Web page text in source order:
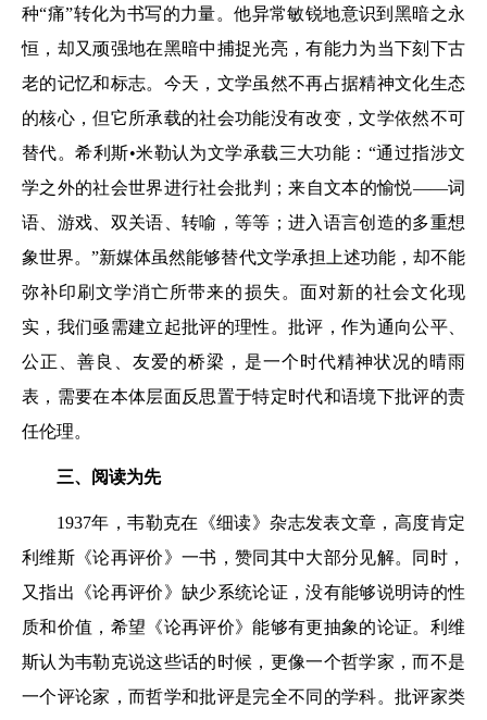
种“痛”转化为书写的力量。他异常敏锐地意识到黑暗之永
恒，却又顽强地在黑暗中捕捉光亮，有能力为当下刻下古
老的记忆和标志。今天，文学虽然不再占据精神文化生态
的核心，但它所承载的社会功能没有改变，文学依然不可
替代。希利斯•米勒认为文学承载三大功能：“通过指涉文
学之外的社会世界进行社会批判；来自文本的愉悦——词
语、游戏、双关语、转喻，等等；进入语言创造的多重想
象世界。”新媒体虽然能够替代文学承担上述功能，却不能
弥补印刷文学消亡所带来的损失。面对新的社会文化现
实，我们亟需建立起批评的理性。批评，作为通向公平、
公正、善良、友爱的桥梁，是一个时代精神状况的晴雨
表，需要在本体层面反思置于特定时代和语境下批评的责
任伦理。
三、阅读为先
1937年，韦勒克在《细读》杂志发表文章，高度肯定
利维斯《论再评价》一书，赞同其中大部分见解。同时，
又指出《论再评价》缺少系统论证，没有能够说明诗的性
质和价值，希望《论再评价》能够有更抽象的论证。利维
斯认为韦勒克说这些话的时候，更像一个哲学家，而不是
一个评论家，而哲学和批评是完全不同的学科。批评家类